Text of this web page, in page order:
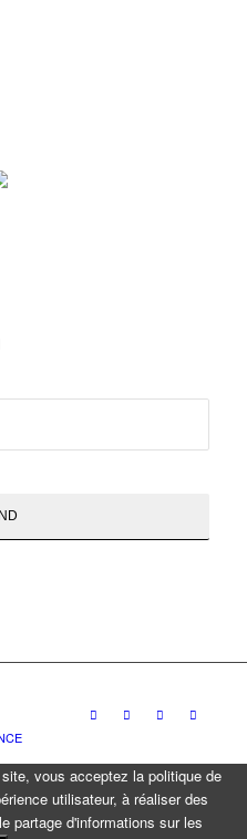
vous acceptez la politique de
utilisateur, à réaliser des
partage d'informations sur les